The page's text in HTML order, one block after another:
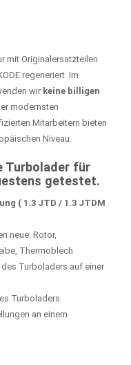
mit Originalersatzteilen
regeneriert. Im
wir keine billigen
modernsten
Mitarbeitern bieten
Niveau.
Turbolader für
getestet.
( 1.3 JTD / 1.3 JTDM
neue: Rotor,
Thermoblech
Turboladers auf einer
Turboladers.
an einem